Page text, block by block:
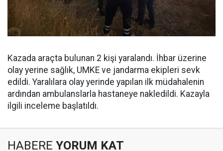
Kazada araçta bulunan 2 kişi yaralandı. İhbar üzerine
olay yerine sağlık, UMKE ve jandarma ekipleri sevk
edildi. Yaralılara olay yerinde yapılan ilk müdahalenin
ardından ambulanslarla hastaneye nakledildi. Kazayla
ilgili inceleme başlatıldı.
HABERE YORUM KAT